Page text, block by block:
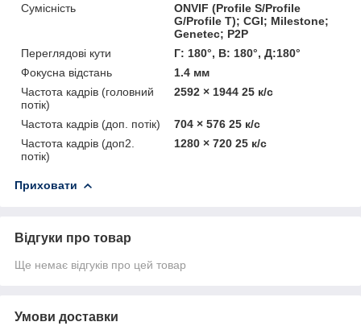
Сумісність
ONVIF (Profile S/Profile
G/Profile T); CGI; Milestone;
Genetec; P2P
Переглядові кути
Г: 180°, В: 180°, Д:180°
Фокусна відстань
1.4 мм
Частота кадрів (головний
потік)
2592 × 1944 25 к/с
Частота кадрів (доп. потік)
704 × 576 25 к/с
Частота кадрів (доп2.
потік)
1280 × 720 25 к/с
Приховати
Відгуки про товар
Ще немає відгуків про цей товар
Умови доставки